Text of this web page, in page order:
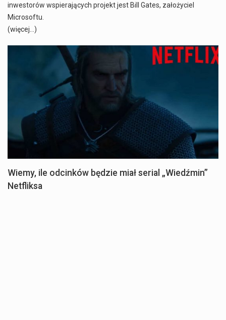
inwestorów wspierających projekt jest Bill Gates, założyciel
Microsoftu.
(więcej…)
Wiemy, ile odcinków będzie miał serial „Wiedźmin”
Netfliksa